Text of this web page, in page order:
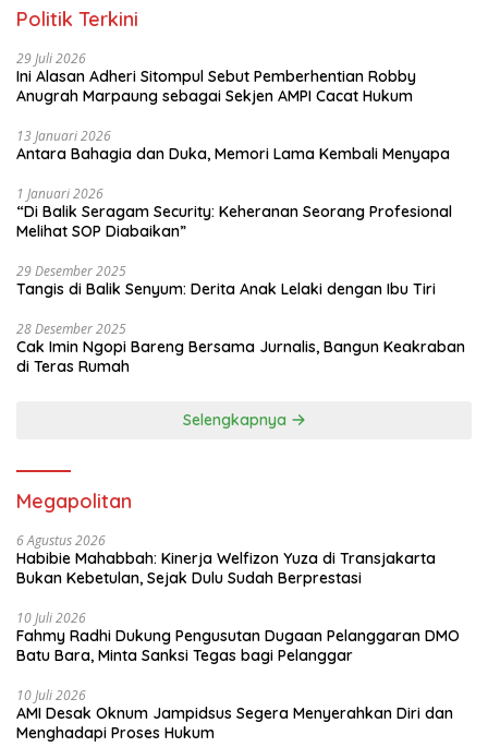
Politik Terkini
29 Juli 2026
Ini Alasan Adheri Sitompul Sebut Pemberhentian Robby
Anugrah Marpaung sebagai Sekjen AMPI Cacat Hukum
13 Januari 2026
Antara Bahagia dan Duka, Memori Lama Kembali Menyapa
1 Januari 2026
“Di Balik Seragam Security: Keheranan Seorang Profesional
Melihat SOP Diabaikan”
29 Desember 2025
Tangis di Balik Senyum: Derita Anak Lelaki dengan Ibu Tiri
28 Desember 2025
Cak Imin Ngopi Bareng Bersama Jurnalis, Bangun Keakraban
di Teras Rumah
Selengkapnya
Megapolitan
6 Agustus 2026
Habibie Mahabbah: Kinerja Welfizon Yuza di Transjakarta
Bukan Kebetulan, Sejak Dulu Sudah Berprestasi
10 Juli 2026
Fahmy Radhi Dukung Pengusutan Dugaan Pelanggaran DMO
Batu Bara, Minta Sanksi Tegas bagi Pelanggar
10 Juli 2026
AMI Desak Oknum Jampidsus Segera Menyerahkan Diri dan
Menghadapi Proses Hukum